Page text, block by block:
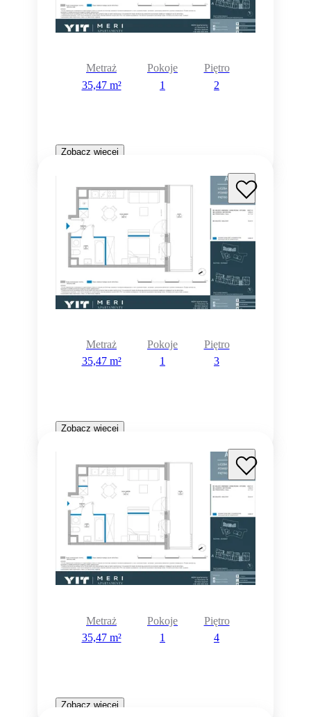
Metraż
35,47 m²
Pokoje
1
Piętro
2
Zobacz więcej
Metraż
35,47 m²
Pokoje
1
Piętro
3
Zobacz więcej
Metraż
35,47 m²
Pokoje
1
Piętro
4
Zobacz więcej